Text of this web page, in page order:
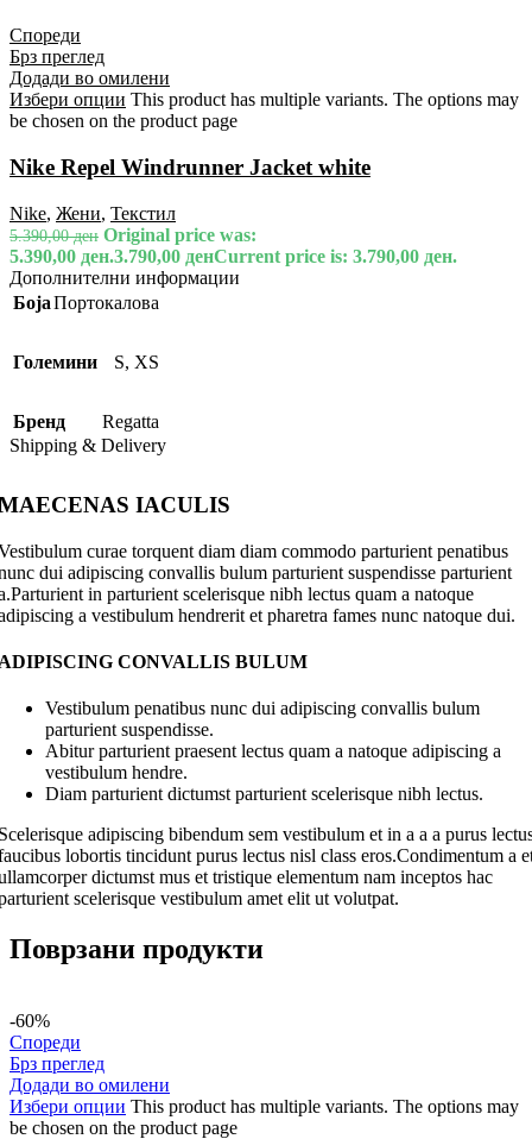
Спореди
Брз преглед
Додади во омилени
Избери опции This product has multiple variants. The options may
be chosen on the product page
Nike Repel Windrunner Jacket white
Nike, Жени, Текстил
5.390,00ден Original price was:
5.390,00 ден.3.790,00 денCurrent price is: 3.790,00 ден.
Дополнителни информации
БојаПортокалова
Големини S, XS
Бренд
Regatta
Shipping & Delivery
IACULIS
curae torquent diam diam commodo parturient penatibus
dui adipiscing convallis bulum parturient suspendisse parturient
in parturient scelerisque nibh lectus quam a natoque
a vestibulum hendrerit et pharetra fames nunc natoque dui.
CONVALLIS BULUM
Vestibulum penatibus nunc dui adipiscing convallis bulum
parturient suspendisse.
Abitur parturient praesent lectus quam a natoque adipiscing a
vestibulum hendre.
Diam parturient dictumst parturient scelerisque nibh lectus.
adipiscing bibendum sem vestibulum et in a a a purus
lobortis tincidunt purus lectus nisl class eros.Condimentum a
dictumst mus et tristique elementum nam inceptos hac
scelerisque vestibulum amet elit ut volutpat.
Поврзани продукти
-60%
Спореди
Брз преглед
Додади во омилени
Избери опции This product has multiple variants. The options may
be chosen on the product page